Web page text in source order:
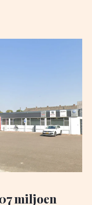
miljoen